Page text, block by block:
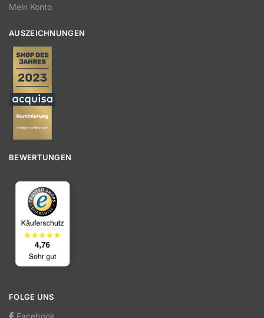
Mein Konto
AUSZEICHNUNGEN
BEWERTUNGEN
FOLGE UNS